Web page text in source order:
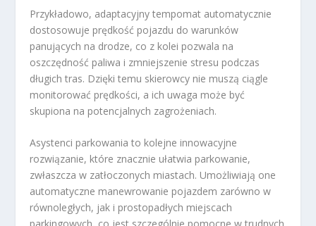
Przykładowo, adaptacyjny tempomat automatycznie
dostosowuje prędkość pojazdu do warunków
panujących na drodze, co z kolei pozwala na
oszczędność paliwa i zmniejszenie stresu podczas
długich tras. Dzięki temu skierowcy nie muszą ciągle
monitorować prędkości, a ich uwaga może być
skupiona na potencjalnych zagrożeniach.
Asystenci parkowania to kolejne innowacyjne
rozwiązanie, które znacznie ułatwia parkowanie,
zwłaszcza w zatłoczonych miastach. Umożliwiają one
automatyczne manewrowanie pojazdem zarówno w
równoległych, jak i prostopadłych miejscach